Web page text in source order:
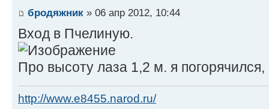
бродяжник » 06 апр 2012, 10:44
Вход в Пчелиную.
Про высоту лаза 1,2 м. я
http://www.e8455.narod.ru/